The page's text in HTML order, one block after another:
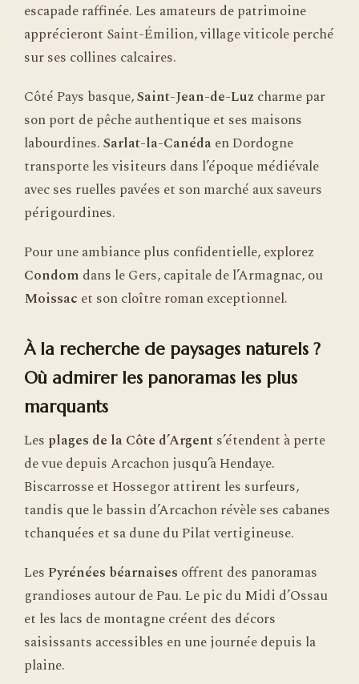
escapade raffinée. Les amateurs de patrimoine
apprécieront Saint-Émilion, village viticole perché
sur ses collines calcaires.
Côté Pays basque,Saint-Jean-de-Luz charme par
son port de pêche authentique et ses maisons
labourdines.Sarlat-la-Canédaen Dordogne
transporte les visiteurs dans l’époque médiévale
avec ses ruelles pavées et son marché aux saveurs
périgourdines.
Pour une ambiance plus confidentielle, explorez
Condom dans le Gers, capitale de l’Armagnac, ou
Moissac et son cloître roman exceptionnel.
À la recherche de paysages naturels ?
Où admirer les panoramas les plus
marquants
Les plages de la Côte d’Argents’étendent à perte
de vue depuis Arcachon jusqu’à Hendaye.
Biscarrosse et Hossegor attirent les surfeurs,
tandis que le bassin d’Arcachon révèle ses cabanes
tchanquées et sa dune du Pilat vertigineuse.
LesPyrénées béarnaises offrent des panoramas
grandioses autour de Pau. Le pic du Midi d’Ossau
et les lacs de montagne créent des décors
saisissants accessibles en une journée depuis la
plaine.